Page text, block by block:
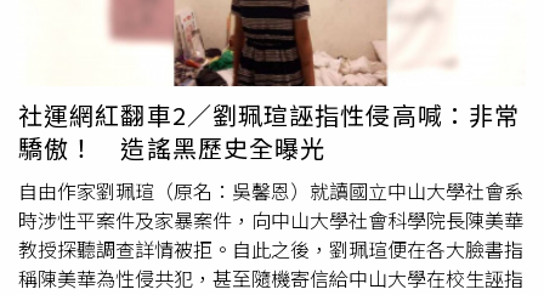
程序，取消本次展覽與相關活動規劃。」館方確定陳昇個展
取消後，貼文底下也湧入許多網友留言表達看法，「館方通
篇沒有一句道歉，都是藝術家個人意向」、「希望台灣之後
的策展規劃都優先考慮沒有性騷歷史或性犯罪前科的人」、
「可惜」、「喜聞樂見」。事實上，陳昇2023年遭控對女
設計師言語性騷擾，已有透過窗口私下和受害者道歉，結果
對方認為他未重視問題；在同年11月，陳昇於一場活動記者
會上公開道歉，但爭議仍未平息，至今陳昇還是因曾經的性
騷問題，演藝工作受到影響。◎尊重身體自主權，請撥打
113、110。
社運網紅翻車2／劉珮瑄誣指性侵高喊：非常
驕傲！ 造謠黑歷史全曝光
自由作家劉珮瑄（原名：吳馨恩）就讀國立中山大學社會系
時涉性平案件及家暴案件，向中山大學社會科學院長陳美華
教授探聽調查詳情被拒。自此之後，劉珮瑄便在各大臉書指
稱陳美華為性侵共犯，甚至隨機寄信給中山大學在校生誣指